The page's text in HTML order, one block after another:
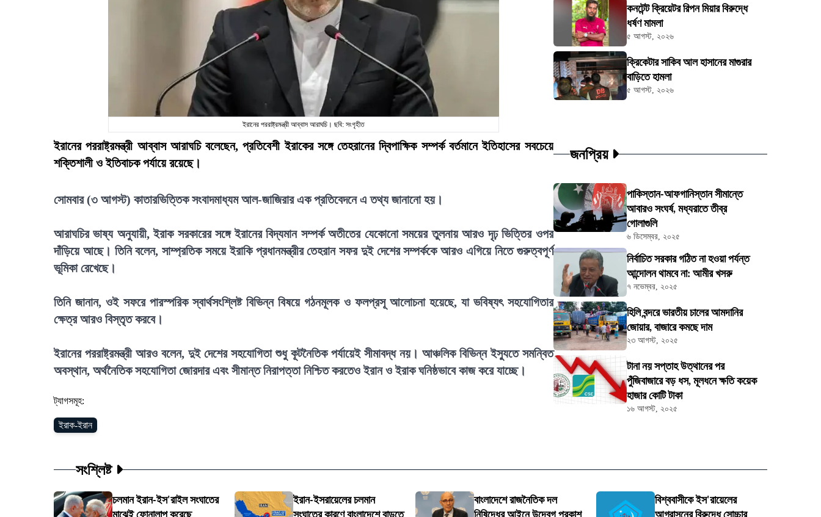
ইরানের পররাষ্ট্রমন্ত্রী আব্বাস আরাঘচি। ছবি: সংগৃহীত
ইরানের পররাষ্ট্রমন্ত্রী আব্বাস আরাঘচি বলেছেন, প্রতিবেশী ইরাকের সঙ্গে তেহরানের দ্বিপাক্ষিক সম্পর্ক বর্তমানে ইতিহাসের সবচেয়ে
শক্তিশালী ও ইতিবাচক পর্যায়ে রয়েছে।
সোমবার (৩ আগস্ট) কাতারভিত্তিক সংবাদমাধ্যম আল-জাজিরার এক প্রতিবেদনে এ তথ্য জানানো হয়।
আরাঘচির ভাষ্য অনুযায়ী, ইরাক সরকারের সঙ্গে ইরানের বিদ্যমান সম্পর্ক অতীতের যেকোনো সময়ের তুলনায় আরও দৃঢ় ভিত্তির ওপর
দাঁড়িয়ে আছে। তিনি বলেন, সাম্প্রতিক সময়ে ইরাকি প্রধানমন্ত্রীর তেহরান সফর দুই দেশের সম্পর্ককে আরও এগিয়ে নিতে গুরুত্বপূর্ণ
ভূমিকা রেখেছে।
তিনি জানান, ওই সফরে পারস্পরিক স্বার্থসংশ্লিষ্ট বিভিন্ন বিষয়ে গঠনমূলক ও ফলপ্রসূ আলোচনা হয়েছে, যা ভবিষ্যৎ সহযোগিতার
ক্ষেত্র আরও বিস্তৃত করবে।
ইরানের পররাষ্ট্রমন্ত্রী আরও বলেন, দুই দেশের সহযোগিতা শুধু কূটনৈতিক পর্যায়েই সীমাবদ্ধ নয়। আঞ্চলিক বিভিন্ন ইস্যুতে সমন্বিত
অবস্থান, অর্থনৈতিক সহযোগিতা জোরদার এবং সীমান্ত নিরাপত্তা নিশ্চিত করতেও ইরান ও ইরাক ঘনিষ্ঠভাবে কাজ করে যাচ্ছে।
ট্যাগসমূহ:
ইরাক-ইরান
কনটেন্ট ক্রিয়েটর রিপন মিয়ার বিরুদ্ধে
ধর্ষণ মামলা
৫ আগস্ট, ২০২৬
ক্রিকেটার সাকিব আল হাসানের মাগুরার
বাড়িতে হামলা
৫ আগস্ট, ২০২৬
জনপ্রিয়
পাকিস্তান-আফগানিস্তান সীমান্তে
আবারও সংঘর্ষ, মধ্যরাতে তীব্র
গোলাগুলি
৬ ডিসেম্বর, ২০২৫
নির্বাচিত সরকার গঠিত না হওয়া পর্যন্ত
আন্দোলন থামবে না: আমীর খসরু
৭ নভেম্বর, ২০২৫
হিলি বন্দরে ভারতীয় চালের আমদানির
জোয়ার, বাজারে কমছে দাম
২৩ আগস্ট, ২০২৫
টানা নয় সপ্তাহ উত্থানের পর
পুঁজিবাজারে বড় ধস, মূলধনে ক্ষতি কয়েক
হাজার কোটি টাকা
১৬ আগস্ট, ২০২৫
সংশ্লিষ্ট
চলমান ইরান-ইস'রাইল সংঘাতের
মাঝেই ফোনালাপ করেছে
ইরান-ইসরায়েলের চলমান
সংঘাতের কারণে বাংলাদেশে বাড়তে
বাংলাদেশে রাজনৈতিক দল
নিষিদ্ধের আইনে উদ্বেগ প্রকাশ
বিশ্ববাসীকে ইস'রায়েলের
আগ্রাসনের বিরুদ্ধে সোচ্চার